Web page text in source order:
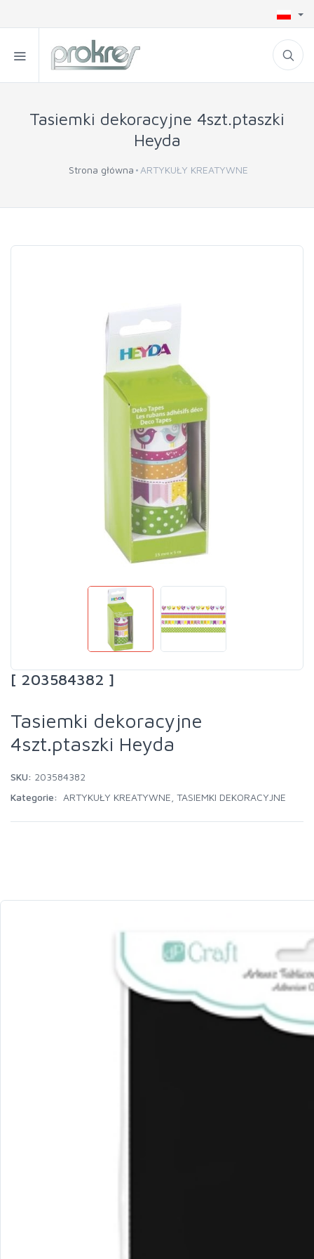
Tasiemki dekoracyjne 4szt.ptaszki
Heyda
Strona główna ARTYKUŁY KREATYWNE
[ 203584382 ]
Tasiemki dekoracyjne
4szt.ptaszki Heyda
SKU: 203584382
Kategorie:
ARTYKUŁY KREATYWNE TASIEMKI DEKORACYJNE